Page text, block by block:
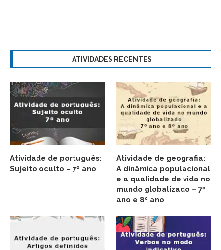
ATIVIDADES RECENTES
Atividade de português:
Sujeito oculto – 7º ano
Atividade de geografia:
A dinâmica populacional
e a qualidade de vida no
mundo globalizado – 7º
ano e 8º ano